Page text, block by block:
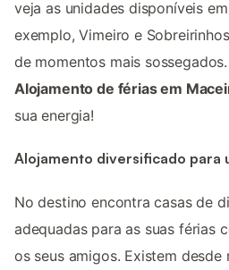
veja as unidades disponíveis
exemplo, Vimeiro e
de momentos mais
Alojamento de férias em
sua energia!
Alojamento diversificado para
No destino encontra casas de
adequadas para as suas férias
os seus amigos. Existem desde